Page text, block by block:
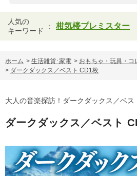
人気の
キーワード
柑気楼プレミスター
ホーム > 生活雑貨･家電 > おもちゃ・玩具・コ
> ダークダックス／ベスト CD1枚
大人の音楽探訪！ダークダックス／ベス
ダークダックス／ベスト